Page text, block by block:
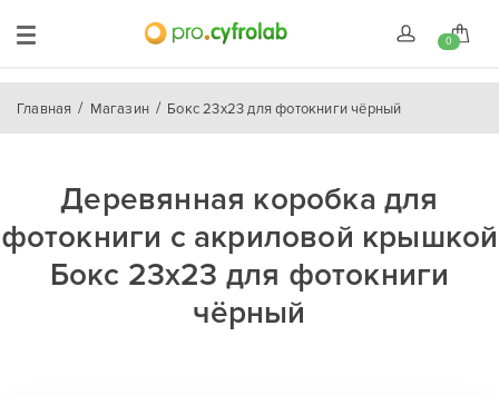
0
Главная Магазин Бокс 23х23 для фотокниги чёрный
Деревянная коробка для
фотокниги с акриловой крышкой
Бокс 23х23 для фотокниги
чёрный